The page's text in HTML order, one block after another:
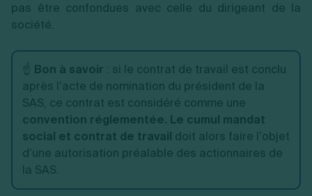
pas être confondues avec celle du dirigeant de la
société.
☝️ Bon à savoir : si le contrat de travail est conclu
après l’acte de nomination du président de la
SAS, ce contrat est considéré comme une
convention réglementée. Le cumul mandat
social et contrat de travail doit alors faire l’objet
d’une autorisation préalable des actionnaires de
la SAS.